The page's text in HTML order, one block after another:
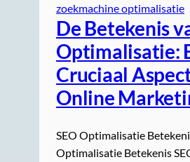
zoekmachine optimalisatie
De Betekenis
Optimalisatie:
Cruciaal
Online
SEO Optimalisatie
Optimalisatie Betekenis